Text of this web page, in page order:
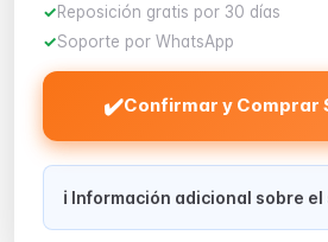
Reposición gratis por 30 días
Soporte por WhatsApp
✔️Confirmar y Comprar
ℹ️ Información adicional sobre